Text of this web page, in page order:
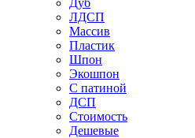
Дуб
ЛДСП
Массив
Пластик
Шпон
Экошпон
С патиной
ДСП
Стоимость
Дешевые